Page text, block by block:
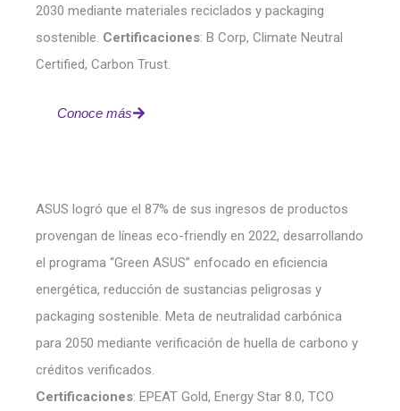
2030 mediante materiales reciclados y packaging
sostenible. Certificaciones: B Corp, Climate Neutral
Certified, Carbon Trust.
Conoce más
ASUS logró que el 87% de sus ingresos de productos
provengan de líneas eco-friendly en 2022, desarrollando
el programa “Green ASUS” enfocado en eficiencia
energética, reducción de sustancias peligrosas y
packaging sostenible. Meta de neutralidad carbónica
para 2050 mediante verificación de huella de carbono y
créditos verificados.
Certificaciones: EPEAT Gold, Energy Star 8.0, TCO